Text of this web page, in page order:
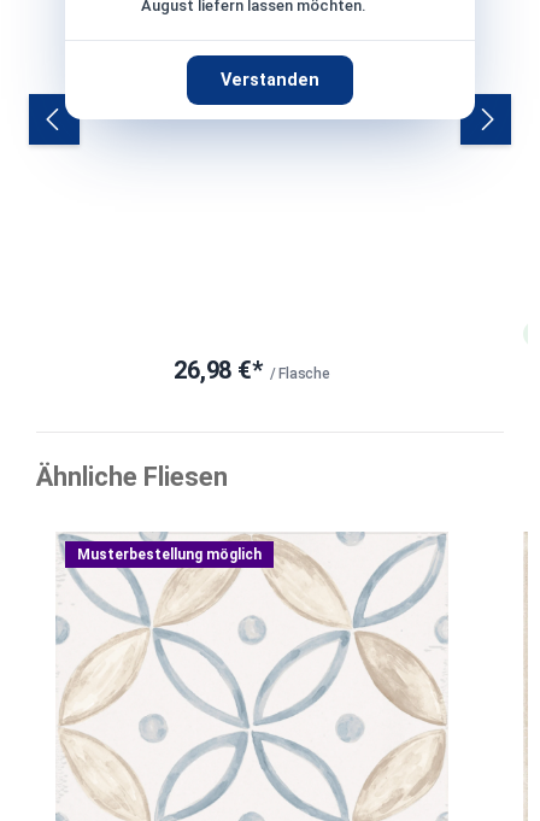
August liefern lassen möchten.
Verstanden
26,98 €* / Flasche
Ähnliche Fliesen
Musterbestellung möglich